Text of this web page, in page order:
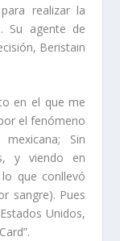
realizar la
Su agente de
Beristain
en el que me
el fenómeno
Sin
y viendo en
que conllevó
sangre). Pues
Unidos,